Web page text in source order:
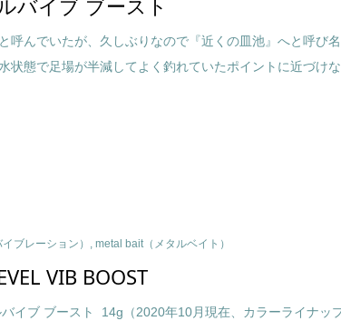
呼んでいたが、久しぶりなので『近くの皿池』へと呼び名
状態で足場が半減してよく釣れていたポイントに近づけな
ブレーション） ,metal bait（メタルベイト）
VIB BOOST
イブ ブースト 14g（2020年10月現在、カラーライナッ